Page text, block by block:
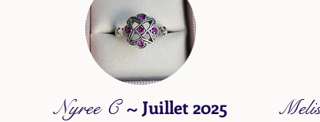
Nyree C ~Juillet 2025